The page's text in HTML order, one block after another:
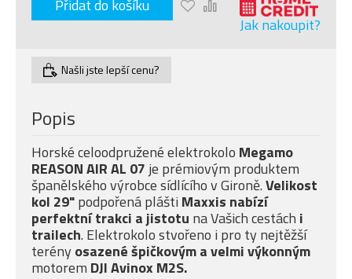
Přidat do košíku
Jak nakoupit?
Našli jste lepší cenu?
Popis
Horské celoodpružené elektrokolo Megamo
REASON AIR AL 07 je prémiovým produktem
španělského výrobce sídlícího v Gironě.Velikost
kol 29"podpořená plášti Maxxis nabízí
perfektní trakci a jistotu na Vašich cestách i
trailech. Elektrokolo stvořeno i pro ty nejtěžší
terény osazené špičkovým a velmivýkonným
motorem DJI Avinox M2S.